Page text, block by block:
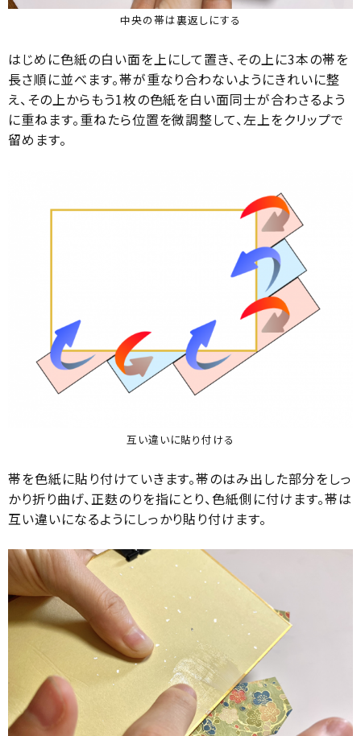
中央の帯は裏返しにする
はじめに色紙の白い面を上にして置き、その上に3本の帯を
長さ順に並べます。帯が重なり合わないようにきれいに整
え、その上からもう1枚の色紙を白い面同士が合わさるよう
に重ねます。重ねたら位置を微調整して、左上をクリップで
留めます。
互い違いに貼り付ける
帯を色紙に貼り付けていきます。帯のはみ出した部分をしっ
かり折り曲げ、正麩のりを指にとり、色紙側に付けます。帯は
互い違いになるようにしっかり貼り付けます。